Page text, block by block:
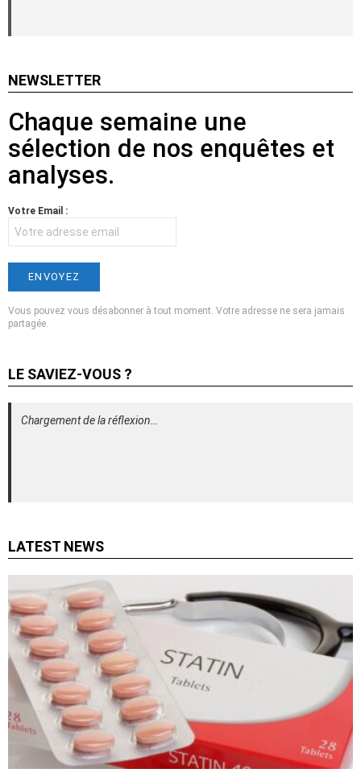
NEWSLETTER
Chaque semaine une
sélection de nos enquêtes et
analyses.
Votre Email :
Vous pouvez vous désabonner à tout moment. Votre adresse ne sera jamais
partagée.
LE SAVIEZ-VOUS ?
Chargement de la réflexion…
LATEST NEWS